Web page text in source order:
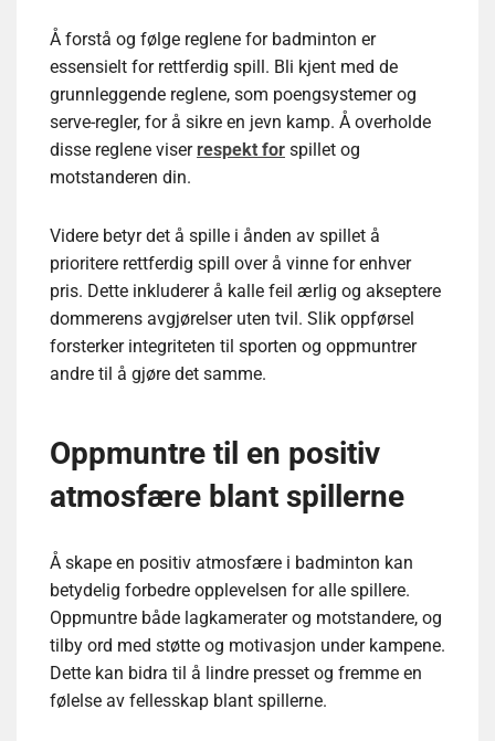
Å forstå og følge reglene for badminton er
essensielt for rettferdig spill. Bli kjent med de
grunnleggende reglene, som poengsystemer og
serve-regler, for å sikre en jevn kamp. Å overholde
disse reglene viserrespekt for spillet og
motstanderen din.
Videre betyr det å spille i ånden av spillet å
prioritere rettferdig spill over å vinne for enhver
pris. Dette inkluderer å kalle feil ærlig og akseptere
dommerens avgjørelser uten tvil. Slik oppførsel
forsterker integriteten til sporten og oppmuntrer
andre til å gjøre det samme.
Oppmuntre til en positiv
atmosfære blant spillerne
Å skape en positiv atmosfære i badminton kan
betydelig forbedre opplevelsen for alle spillere.
Oppmuntre både lagkamerater og motstandere, og
tilby ord med støtte og motivasjon under kampene.
Dette kan bidra til å lindre presset og fremme en
følelse av fellesskap blant spillerne.